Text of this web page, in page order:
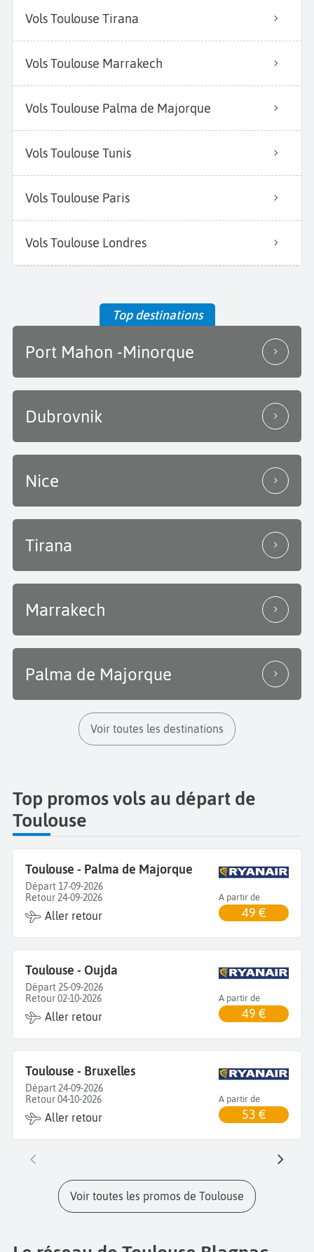
Vols Toulouse Tirana
Vols Toulouse Marrakech
Vols Toulouse Palma de Majorque
Vols Toulouse Tunis
Vols Toulouse Paris
Vols Toulouse Londres
Top destinations
Port Mahon -Minorque
Dubrovnik
Nice
Tirana
Marrakech
Palma de Majorque
Voir toutes les destinations
Top promos vols au départ de
Toulouse
Toulouse - Palma de Majorque
Départ 17-09-2026
Retour 24-09-2026
Aller retour
A partir de
49 €
Toulouse - Oujda
Départ 25-09-2026
Retour 02-10-2026
Aller retour
A partir de
49 €
Toulouse - Bruxelles
Départ 24-09-2026
Retour 04-10-2026
Aller retour
A partir de
53 €
Voir toutes les promos de Toulouse